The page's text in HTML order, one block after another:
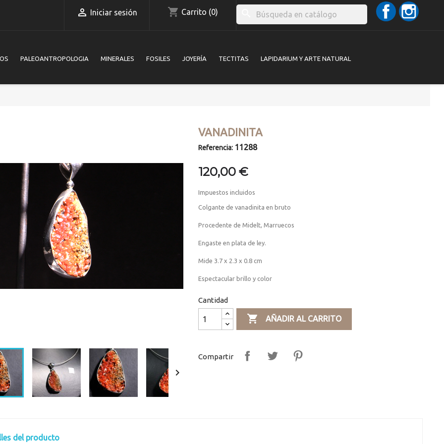
 Iniciar sesión shopping_cart Carrito (0)
Facebook
PALEOANTROPOLOGIA MINERALES FOSILES JOYERÍA TECTITAS LAPIDARIUM Y ARTE NATURAL

VANADINITA
Referencia: 11288
120,00 €
Impuestos incluidos
Colgante de vanadinita en bruto
Procedente de Midelt, Marruecos
Engaste en plata de ley.
Mide 3.7 x 2.3 x 0.8 cm
Espectacular brillo y color
Cantidad
 AÑADIR AL CARRITO
Compartir
del producto